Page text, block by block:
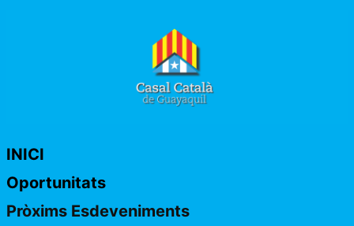
INICI
Oportunitats
Pròxims Esdeveniments